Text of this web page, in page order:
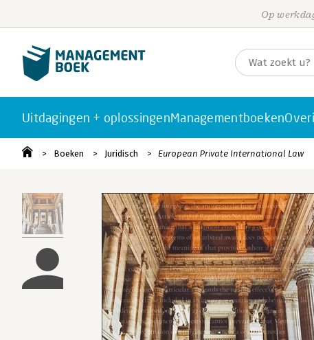
Op
Uitdagingen + oplossingenManagementboeken
Boeken Juridisch European Private International Law